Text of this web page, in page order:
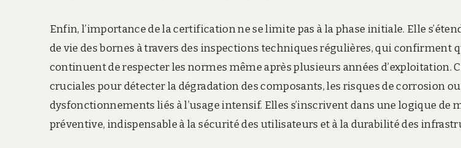
Enfin, l’importance de la certification ne se limite pas à la phase initiale. Elle
de vie des bornes à travers des inspections techniques régulières, qui confirment
continuent de respecter les normes même après plusieurs années d’exploitation.
cruciales pour détecter la dégradation des composants, les risques de corrosion
dysfonctionnements liés à l’usage intensif. Elles s’inscrivent dans une logique de
préventive, indispensable à la sécurité des utilisateurs et à la durabilité des